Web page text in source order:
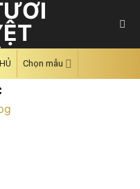
Chọn mẫu